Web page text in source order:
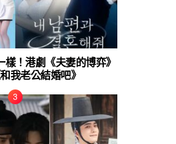
！港劇《夫妻的博弈》
我老公結婚吧》